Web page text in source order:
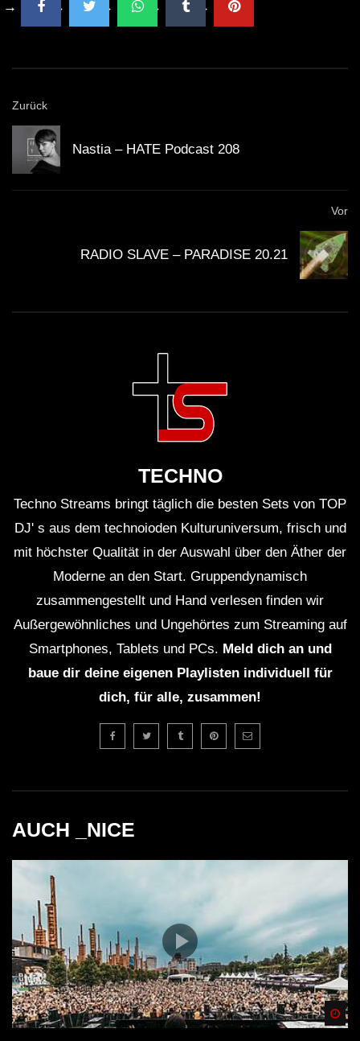
Zurück
Nastia – HATE Podcast 208
Vor
RADIO SLAVE – PARADISE 20.21
TECHNO
Techno Streams bringt täglich die besten Sets von TOP
DJ' s aus dem technoioden Kulturuniversum, frisch und
mit höchster Qualität in der Auswahl über den Äther der
Moderne an den Start. Gruppendynamisch
zusammengestellt und Hand verlesen finden wir
Außergewöhnliches und Ungehörtes zum Streaming auf
Smartphones, Tablets und PCs. Meld dich an und
baue dir deine eigenen Playlisten individuell für
dich, für alle, zusammen!
AUCH _NICE